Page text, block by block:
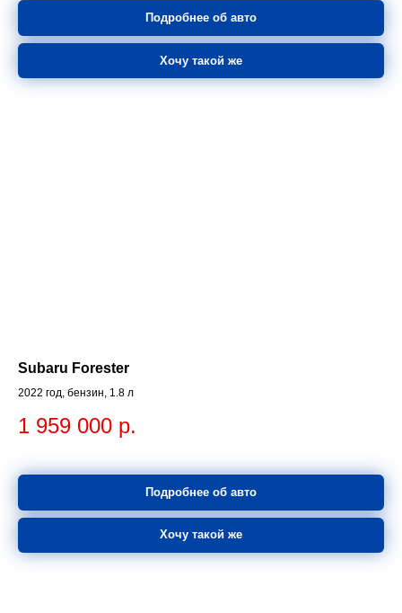
Подробнее об авто
Хочу такой же
Subaru Forester
2022 год, бензин, 1.8 л
1 959 000 р.
Подробнее об авто
Хочу такой же